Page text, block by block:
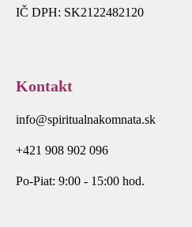
IČ DPH: SK2122482120
Kontakt
info@spiritualnakomnata.sk
+421 908 902 096
Po-Piat: 9:00 - 15:00 hod.